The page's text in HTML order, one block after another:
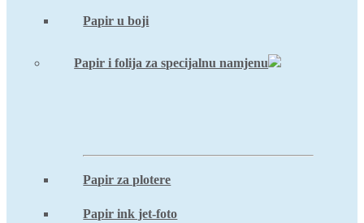
Papir u boji
Papir i folija za specijalnu namjenu
Papir za plotere
Papir ink jet-foto